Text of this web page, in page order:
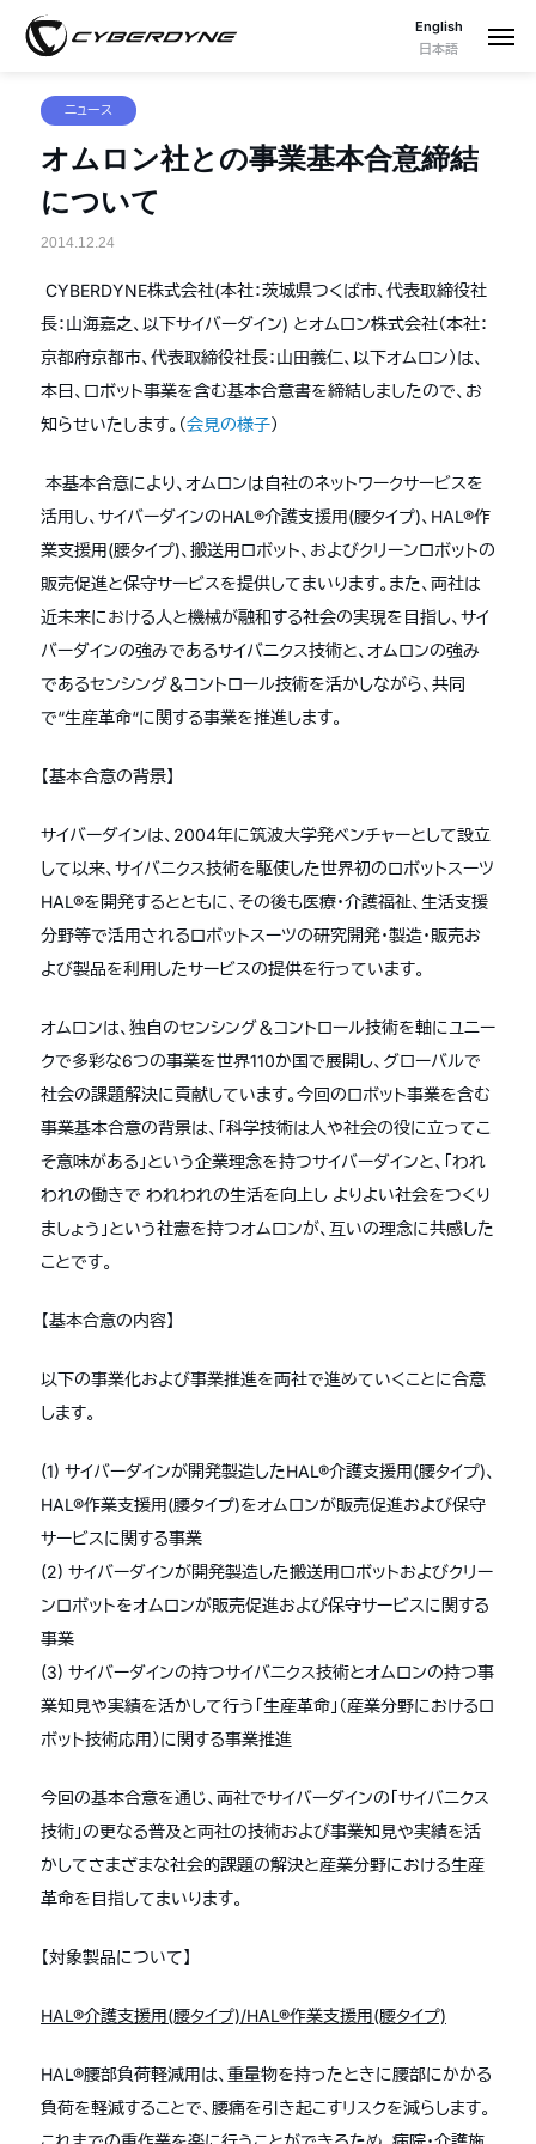
English
日本語
ニュース
オムロン社との事業基本合意締結
について
2014.12.24
CYBERDYNE株式会社(本社：茨城県つくば市、代表取締役社
長：山海嘉之、以下サイバーダイン) とオムロン株式会社（本社：
京都府京都市、代表取締役社長：山田義仁、以下オムロン）は、
本日、ロボット事業を含む基本合意書を締結しましたので、お
知らせいたします。（会見の様子）
本基本合意により、オムロンは自社のネットワークサービスを
活用し、サイバーダインのHAL®介護支援用(腰タイプ)、HAL®作
業支援用(腰タイプ)、搬送用ロボット、およびクリーンロボットの
販売促進と保守サービスを提供してまいります。また、両社は
近未来における人と機械が融和する社会の実現を目指し、サイ
バーダインの強みであるサイバニクス技術と、オムロンの強み
であるセンシング＆コントロール技術を活かしながら、共同
で“生産革命“に関する事業を推進します。
【基本合意の背景】
サイバーダインは、2004年に筑波大学発ベンチャーとして設立
して以来、サイバニクス技術を駆使した世界初のロボットスーツ
HAL®を開発するとともに、その後も医療・介護福祉、生活支援
分野等で活用されるロボットスーツの研究開発・製造・販売お
よび製品を利用したサービスの提供を行っています。
オムロンは、独自のセンシング＆コントロール技術を軸にユニー
クで多彩な6つの事業を世界110か国で展開し、グローバルで
社会の課題解決に貢献しています。今回のロボット事業を含む
事業基本合意の背景は、「科学技術は人や社会の役に立ってこ
そ意味がある」という企業理念を持つサイバーダインと、「われ
われの働きで われわれの生活を向上し よりよい社会をつくり
ましょう」という社憲を持つオムロンが、互いの理念に共感した
ことです。
【基本合意の内容】
以下の事業化および事業推進を両社で進めていくことに合意
します。
(1) サイバーダインが開発製造したHAL®介護支援用(腰タイプ)、
HAL®作業支援用(腰タイプ)をオムロンが販売促進および保守
サービスに関する事業
(2) サイバーダインが開発製造した搬送用ロボットおよびクリー
ンロボットをオムロンが販売促進および保守サービスに関する
事業
(3) サイバーダインの持つサイバニクス技術とオムロンの持つ事
業知見や実績を活かして行う「生産革命」（産業分野におけるロ
ボット技術応用）に関する事業推進
今回の基本合意を通じ、両社でサイバーダインの「サイバニクス
技術」の更なる普及と両社の技術および事業知見や実績を活
かしてさまざまな社会的課題の解決と産業分野における生産
革命を目指してまいります。
【対象製品について】
HAL®介護支援用(腰タイプ)/HAL®作業支援用(腰タイプ)
HAL®腰部負荷軽減用は、重量物を持ったときに腰部にかかる
負荷を軽減することで、腰痛を引き起こすリスクを減らします。